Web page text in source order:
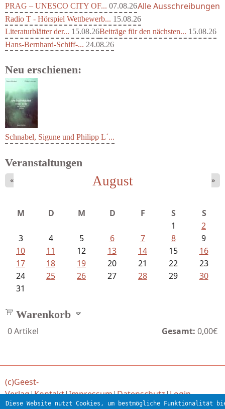
PRAG – UNESCO CITY OF... 07.08.26
Radio T - Hörspiel Wettbewerb... 15.08.26
Literaturblätter der... 15.08.26Beiträge für den nächsten... 15.08.26
Hans-Bernhard-Schiff-... 24.08.26
Alle Ausschreibungen
Neu erschienen:
Schnabel, Sigune und Philipp L´...
Veranstaltungen
August
« »
M D M D F S
S
1
2
3
4 5 6 7 8
9
10
11 12 13 14 15
16
17
18 19 20 21 22
23
24
25 26 27 28 29
30
31
Warenkorb
0Artikel Gesamt: 0,00€
(c)Geest-
Verlag|Kontakt|Impressum|Datenschutz|Login
Diese Website nutzt Cookies, um bestmögliche Funktionalität